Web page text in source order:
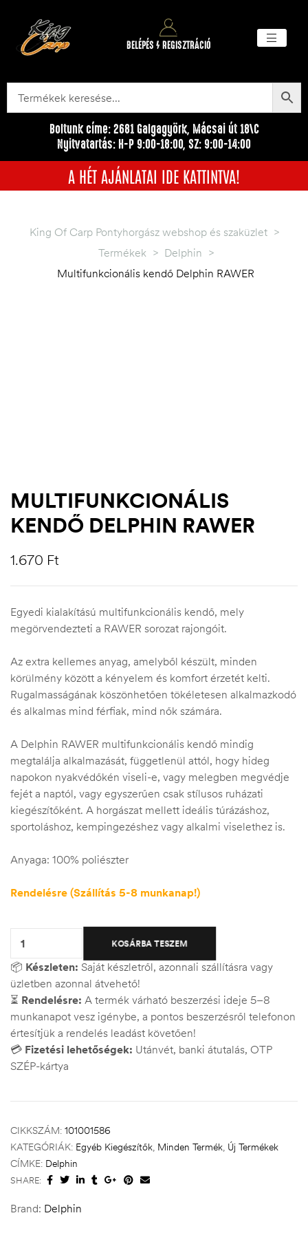
BELÉPÉS / REGISZTRÁCIÓ
Boltunk címe: 2681 Galgagyörk, Mácsai út 18\C
Nyitvatartás: H-P 9:00-18:00, SZ: 9:00-14:00
A HÉT AJÁNLATAI IDE KATTINTVA!
King Of Carp Pontyhorgász webshop és szaküzlet >
Termékek > Delphin >
Multifunkcionális kendő Delphin RAWER
MULTIFUNKCIONÁLIS
KENDŐ DELPHIN RAWER
1.670 Ft
Egyedi kialakítású multifunkcionális kendő, mely
megörvendezteti a RAWER sorozat rajongóit.
Az extra kellemes anyag, amelyből készült, minden
körülmény között a kényelem és komfort érzetét kelti.
Rugalmasságának köszönhetően tökéletesen alkalmazkodó
és alkalmas mind férfiak, mind nők számára.
A Delphin RAWER multifunkcionális kendő mindig
megtalálja alkalmazását, függetlenül attól, hogy hideg
napokon nyakvédőkén viseli-e, vagy melegben megvédje
fejét a naptól, vagy egyszerűen csak stílusos ruházati
kiegészítőként. A horgászat mellett ideális túrázáshoz,
sportoláshoz, kempingezéshez vagy alkalmi viselethez is.
Anyaga: 100% poliészter
Rendelésre (Szállítás 5-8 munkanap!)
KOSÁRBA TESZEM
📦 Készleten: Saját készletről, azonnali szállításra vagy
üzletben azonnal átvehető!
⏳ Rendelésre: A termék várható beszerzési ideje 5–8
munkanapot vesz igénybe, a pontos beszerzésről telefonon
értesítjük a rendelés leadást követően!
💳 Fizetési lehetőségek: Utánvét, banki átutalás, OTP
SZÉP-kártya
CIKKSZÁM: 101001586
KATEGÓRIÁK: Egyéb Kiegészítők, Minden Termék, Új Termékek
CÍMKE: Delphin
SHARE:
Brand: Delphin